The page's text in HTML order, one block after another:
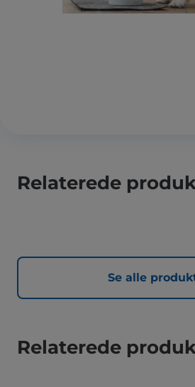
Relaterede
Se alle
Relaterede